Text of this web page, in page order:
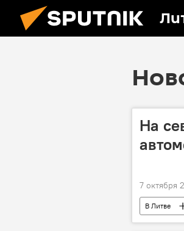
На
7 октября
В Литве